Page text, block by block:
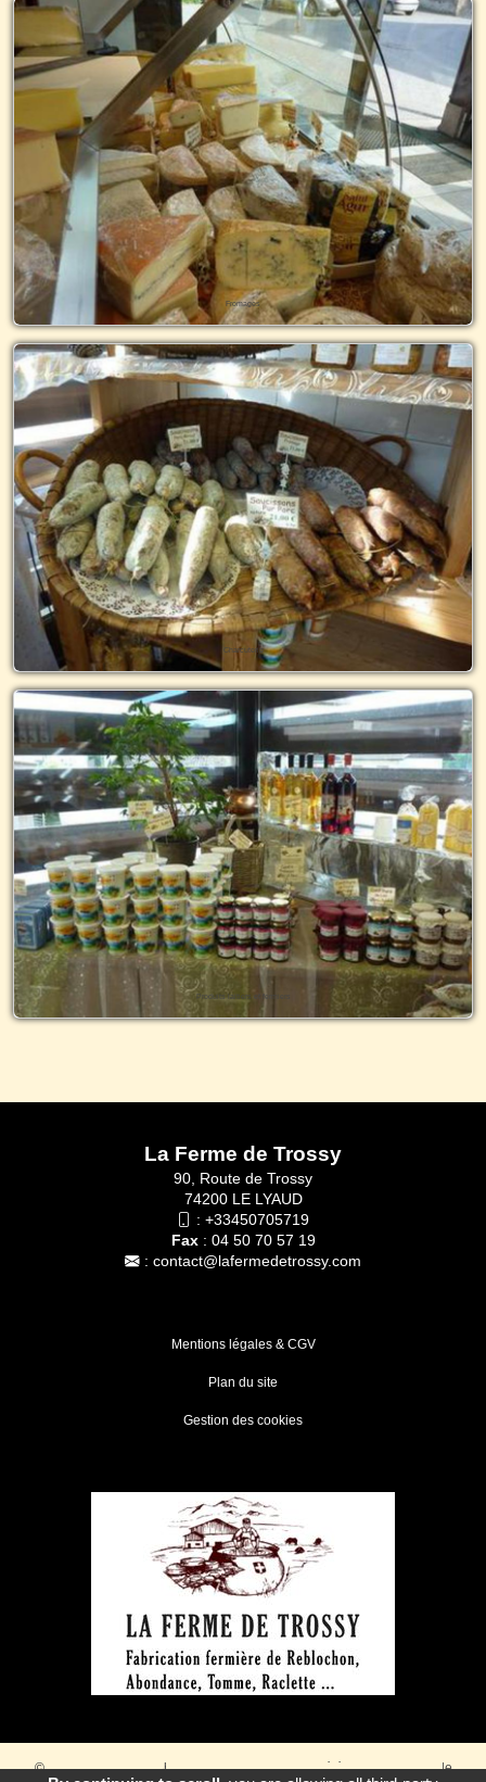
Fromages
Charcuterie
Produits laitiers et fermiers
La Ferme de Trossy
90, Route de Trossy
74200 LE LYAUD
: +33450705719
Fax: 04 50 70 57 19
: contact@lafermedetrossy.com
Mentions légales & CGV
Plan du site
Gestion des cookies
© 2026 Agence Web Thonon Les Bains -
Référencement Google